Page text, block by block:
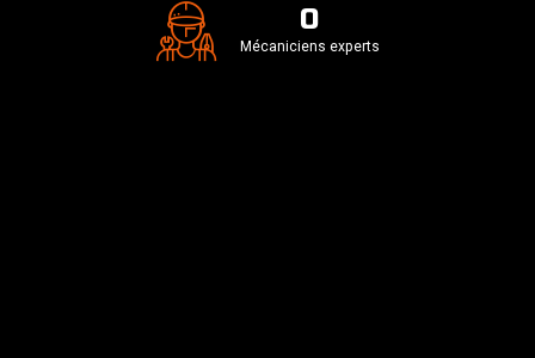
0
Mécaniciens experts